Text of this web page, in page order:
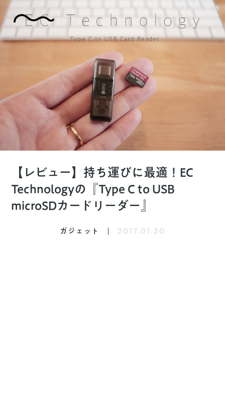
2026.08.08
【レビュー】持ち運びに最適！EC
Technologyの『Type C to USB
microSDカードリーダー』
ガジェット 2017.01.20